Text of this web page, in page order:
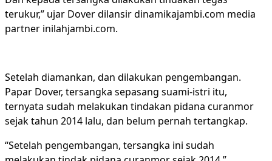
terukur,” ujar Dover dilansir dinamikajambi.com media
partner inilahjambi.com.
Setelah diamankan, dan dilakukan pengembangan.
Papar Dover, tersangka sepasang suami-istri itu,
ternyata sudah melakukan tindakan pidana curanmor
sejak tahun 2014 lalu, dan belum pernah tertangkap.
“Setelah pengembangan, tersangka ini sudah